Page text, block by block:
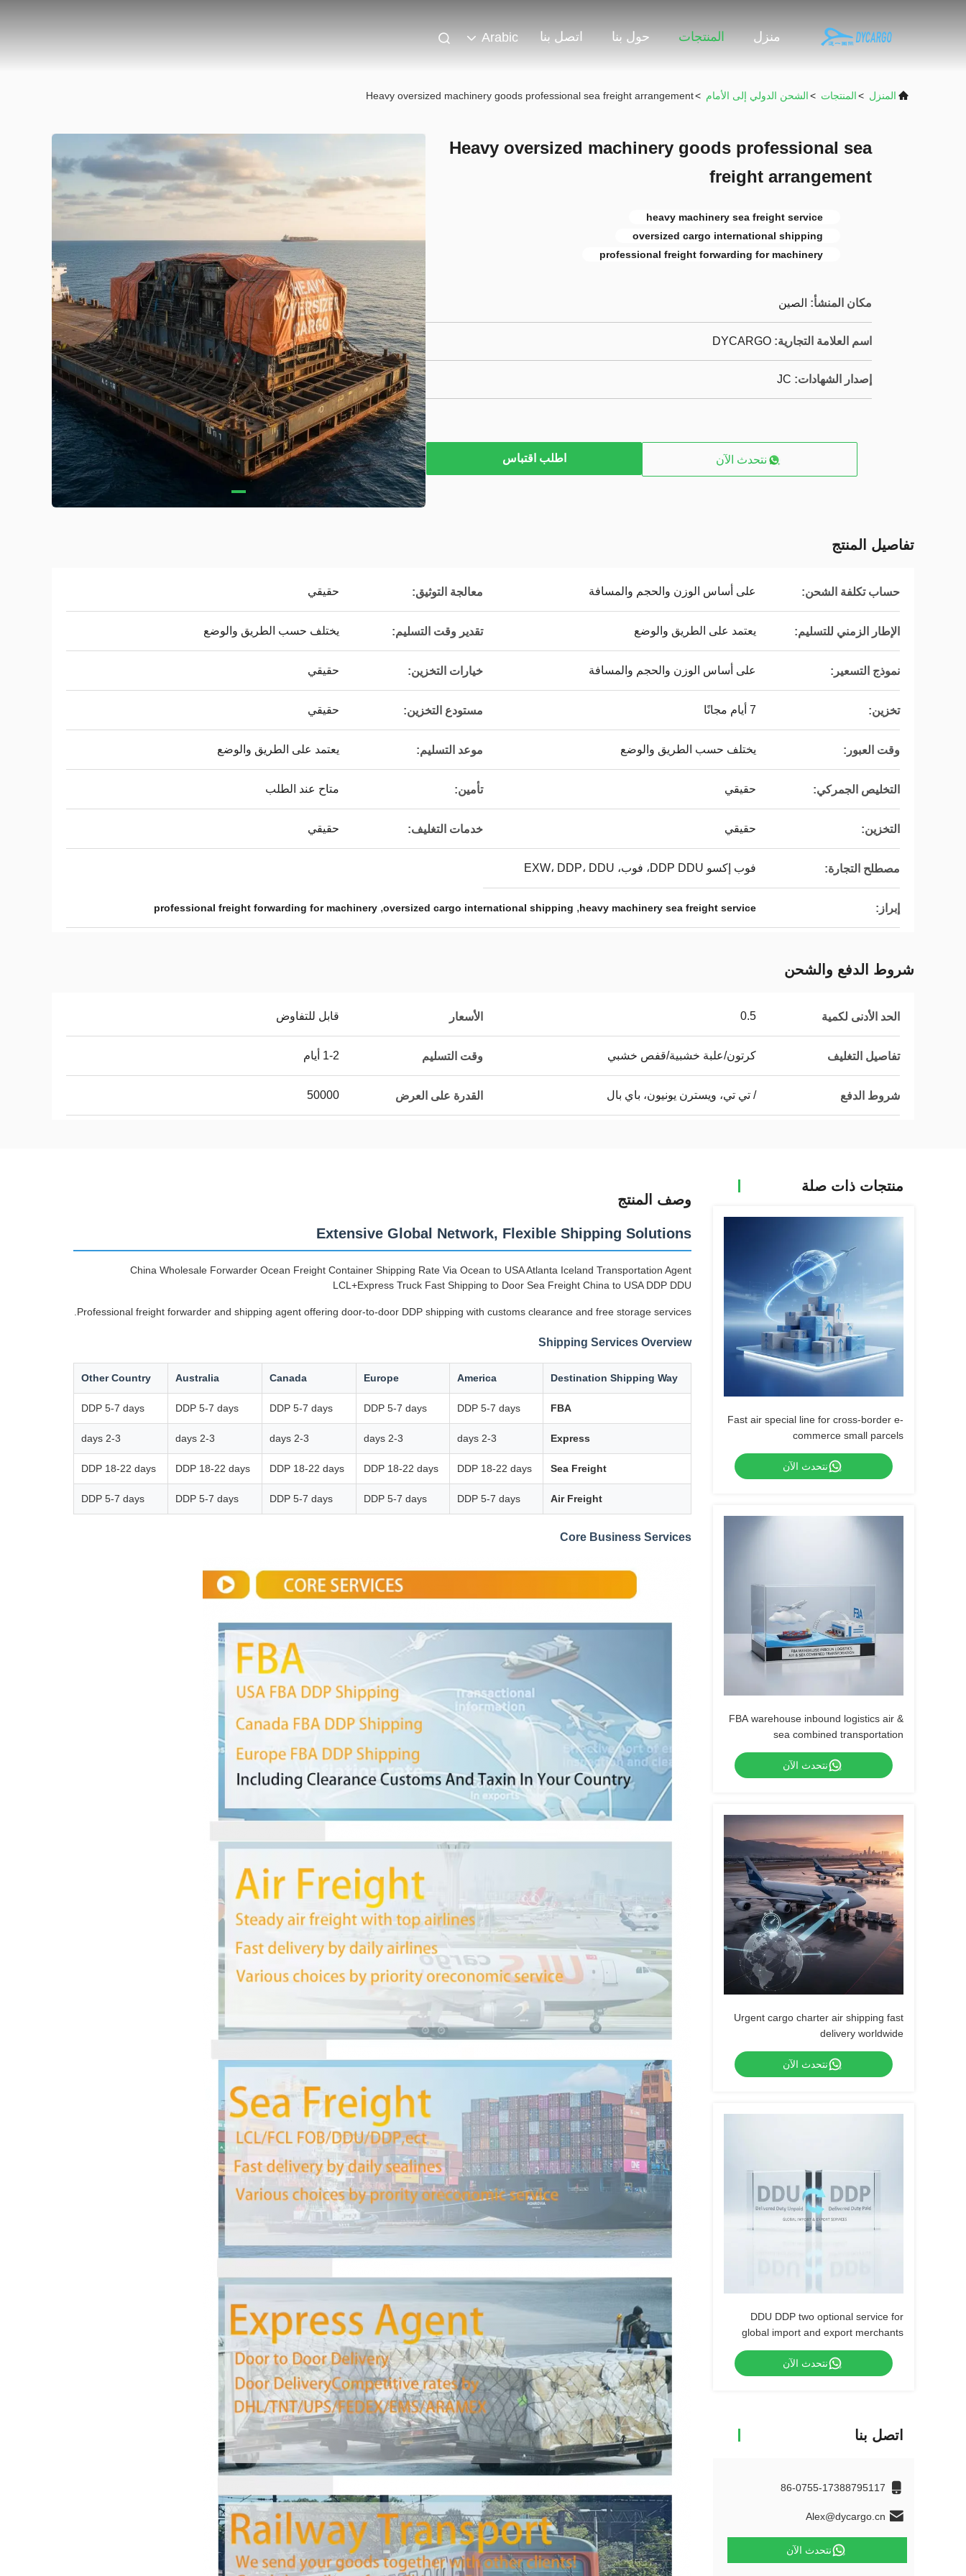
منزل المنتجات حول بنا اتصل بنا Arabic
المنزل >المنتجات >الشحن الدولي إلى الأمام >
Heavy oversized machinery goods professional sea freight arrangement
Heavy oversized machinery goods professional sea
freight arrangement
heavy machinery sea freight service
oversized cargo international shipping
professional freight forwarding for machinery
مكان المنشأ: الصين
اسم العلامة التجارية: DYCARGO
إصدار الشهادات: JC
نتحدث الآن اطلب اقتباس
تفاصيل المنتج
حساب تكلفة الشحن: على أساس الوزن والحجم والمسافة معالجة التوثيق: حقيقي
الإطار الزمني للتسليم: يعتمد على الطريق والوضع تقدير وقت التسليم: يختلف حسب الطريق والوضع
نموذج التسعير: على أساس الوزن والحجم والمسافة خيارات التخزين: حقيقي
تخزين: 7 أيام مجانًا مستودع التخزين: حقيقي
وقت العبور: يختلف حسب الطريق والوضع موعد التسليم: يعتمد على الطريق والوضع
التخليص الجمركي: حقيقي تأمين: متاح عند الطلب
التخزين: حقيقي خدمات التغليف: حقيقي
مصطلح التجارة: فوب إكسو DDP DDU، فوب، EXW، DDP، DDU
إبراز: heavy machinery sea freight service
,
oversized cargo international shipping
,
professional freight forwarding for machinery
شروط الدفع والشحن
الحد الأدنى لكمية 0.5 الأسعار قابل للتفاوض
تفاصيل التغليف كرتون/علبة خشبية/قفص خشبي وقت التسليم 1-2 أيام
شروط الدفع / تي تي، ويسترن يونيون، باي بال القدرة على العرض 50000
منتجات ذات صلة
Fast air special line for cross-border e-
commerce small parcels
نتحدث الآن
FBA warehouse inbound logistics air &
sea combined transportation
نتحدث الآن
Urgent cargo charter air shipping fast
delivery worldwide
نتحدث الآن
DDU DDP two optional service for
global import and export merchants
نتحدث الآن
اتصل بنا
86-0755-17388795117
Alex@dycargo.cn
نتحدث الآن
وصف المنتج
Extensive Global Network, Flexible Shipping Solutions
China Wholesale Forwarder Ocean Freight Container Shipping Rate Via Ocean to USA Atlanta Iceland Transportation Agent
LCL+Express Truck Fast Shipping to Door Sea Freight China to USA DDP DDU
Professional freight forwarder and shipping agent offering door-to-door DDP shipping with customs clearance and free storage services.
Shipping Services Overview
Destination Shipping Way
America
Europe
Canada
Australia
Other Country
FBA
DDP 5-7 days
DDP 5-7 days
DDP 5-7 days
DDP 5-7 days
DDP 5-7 days
Express
2-3 days
2-3 days
2-3 days
2-3 days
2-3 days
Sea Freight
DDP 18-22 days
DDP 18-22 days
DDP 18-22 days
DDP 18-22 days
DDP 18-22 days
Air Freight
DDP 5-7 days
DDP 5-7 days
DDP 5-7 days
DDP 5-7 days
DDP 5-7 days
Core Business Services